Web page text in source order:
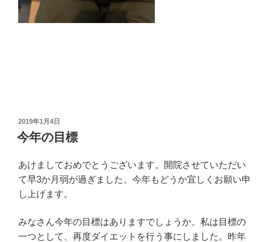
投
稿
日:
2019年1月4日
今年の目標
あけましておめでとうございます。開院させていただい
て早3か月弱が過ぎました。今年もどうか宜しくお願い申
し上げます。
みなさん今年の目標はありますでしょうか。私は目標の
一つとして、再度ダイエットを行う事にしました。昨年